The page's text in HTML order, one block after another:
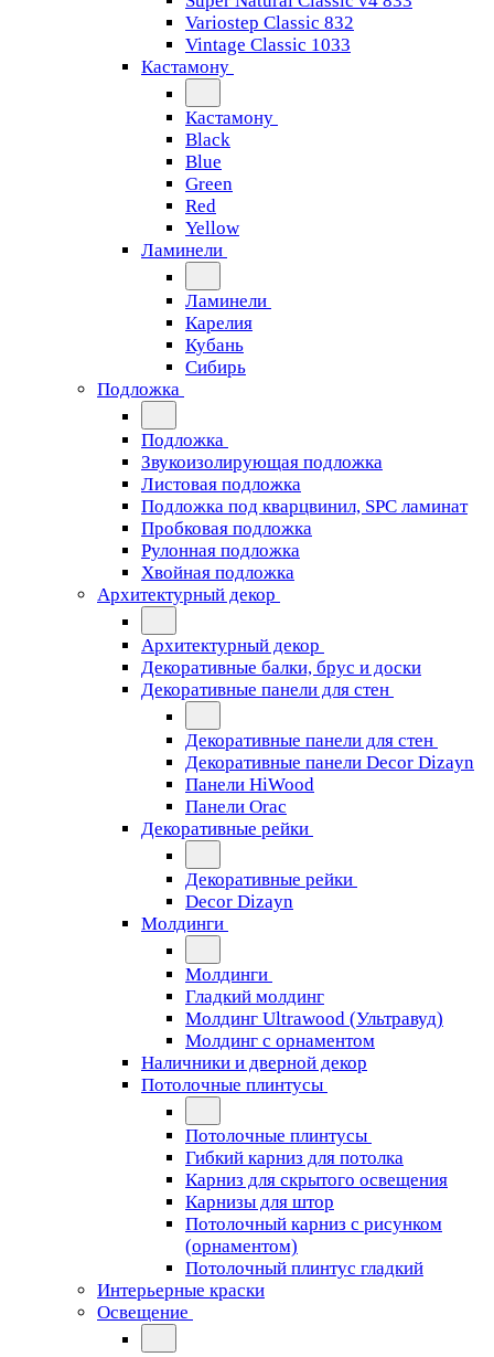
Variostep Classic 832
Vintage Classic 1033
Кастамону
Кастамону
Black
Blue
Green
Red
Yellow
Ламинели
Ламинели
Карелия
Кубань
Сибирь
Подложка
Подложка
Звукоизолирующая подложка
Листовая подложка
Подложка под кварцвинил, SPC ламинат
Пробковая подложка
Рулонная подложка
Хвойная подложка
Архитектурный декор
Архитектурный декор
Декоративные балки, брус и доски
Декоративные панели для стен
Декоративные панели для стен
Декоративные панели Decor Dizayn
Панели HiWood
Панели Orac
Декоративные рейки
Декоративные рейки
Decor Dizayn
Молдинги
Молдинги
Гладкий молдинг
Молдинг Ultrawood (Ультравуд)
Молдинг с орнаментом
Наличники и дверной декор
Потолочные плинтусы
Потолочные плинтусы
Гибкий карниз для потолка
Карниз для скрытого освещения
Карнизы для штор
Потолочный карниз с рисунком
(орнаментом)
Потолочный плинтус гладкий
Интерьерные краски
Освещение